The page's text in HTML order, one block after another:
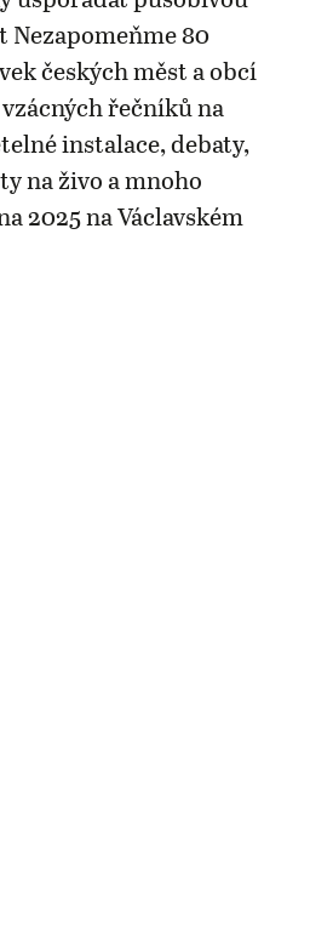
80
českých měst a obcí
řečníků na
instalace, debaty,
na živo a mnoho
2025 na Václavském